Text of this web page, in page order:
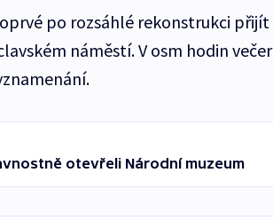
po rozsáhlé rekonstrukci přijít
náměstí. V osm hodin večer
otevřeli Národní muzeum